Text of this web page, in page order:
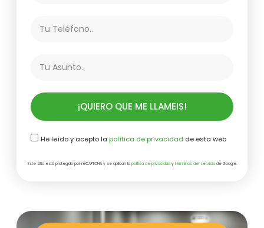
He leído y acepto la política de privacidad de esta web
¡QUIERO QUE ME LLAMEIS!
Este sitio está protegido por reCAPTCHA y se aplican la política de privacidadytérminos del serviciode Google.